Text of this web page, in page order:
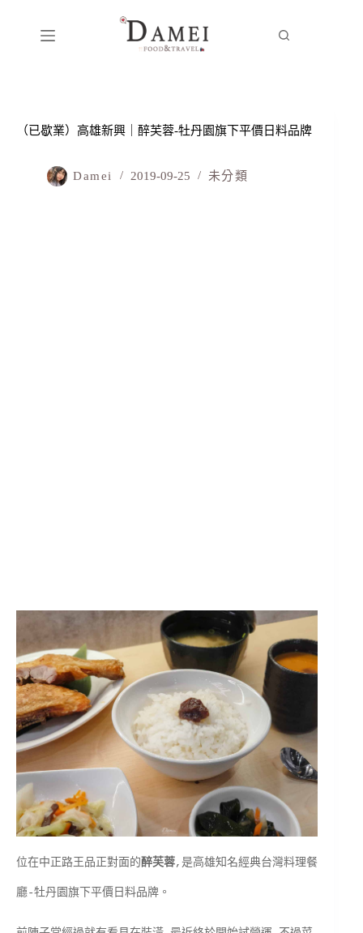
（已歇業）高雄新興｜醉芙蓉-牡丹園旗下平價日料品牌
Damei 2019-09-25 未分類
位在中正路王品正對面的醉芙蓉,是高雄知名經典台灣料理餐
廳-牡丹園旗下平價日料品牌。